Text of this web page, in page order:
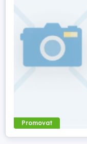
Promovat